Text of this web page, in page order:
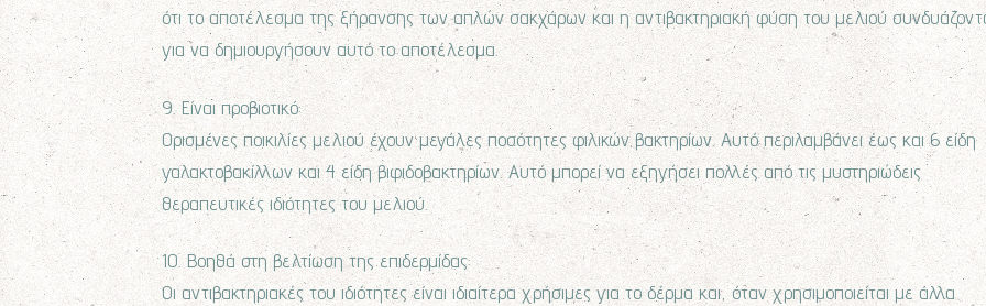
ότι το αποτέλεσμα της ξήρανσης των απλών σακχάρων και η αντιβακτηριακή φύση του μελιού
για να δημιουργήσουν αυτό το αποτέλεσμα.
9. Είναι προβιοτικό:
Ορισμένες ποικιλίες μελιού έχουν μεγάλες ποσότητες φιλικών βακτηρίων. Αυτό περιλαμβάνει έως και 6 είδη
γαλακτοβακίλλων και 4 είδη βιφιδοβακτηρίων. Αυτό μπορεί να εξηγήσει πολλές από τις μυστηριώδεις
θεραπευτικές ιδιότητες του μελιού.
10. Βοηθά στη βελτίωση της επιδερμίδας:
Οι αντιβακτηριακές του ιδιότητες είναι ιδιαίτερα χρήσιμες για το δέρμα και, όταν χρησιμοποιείται με άλλα